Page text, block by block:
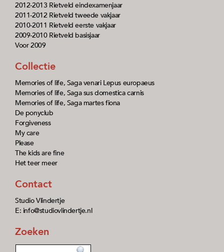
2012-2013 Rietveld eindexamenjaar
2011-2012 Rietveld tweede vakjaar
2010-2011 Rietveld eerste vakjaar
2009-2010 Rietveld basisjaar
Voor 2009
Collectie
Memories of life, Saga venari Lepus europaeus
Memories of life, Saga sus domestica carnis
Memories of life, Saga martes fiona
De ponyclub
Forgiveness
My care
Please
The kids are fine
Het teer meer
Contact
Studio Vlindertje
E: info@studiovlindertje.nl
Zoeken